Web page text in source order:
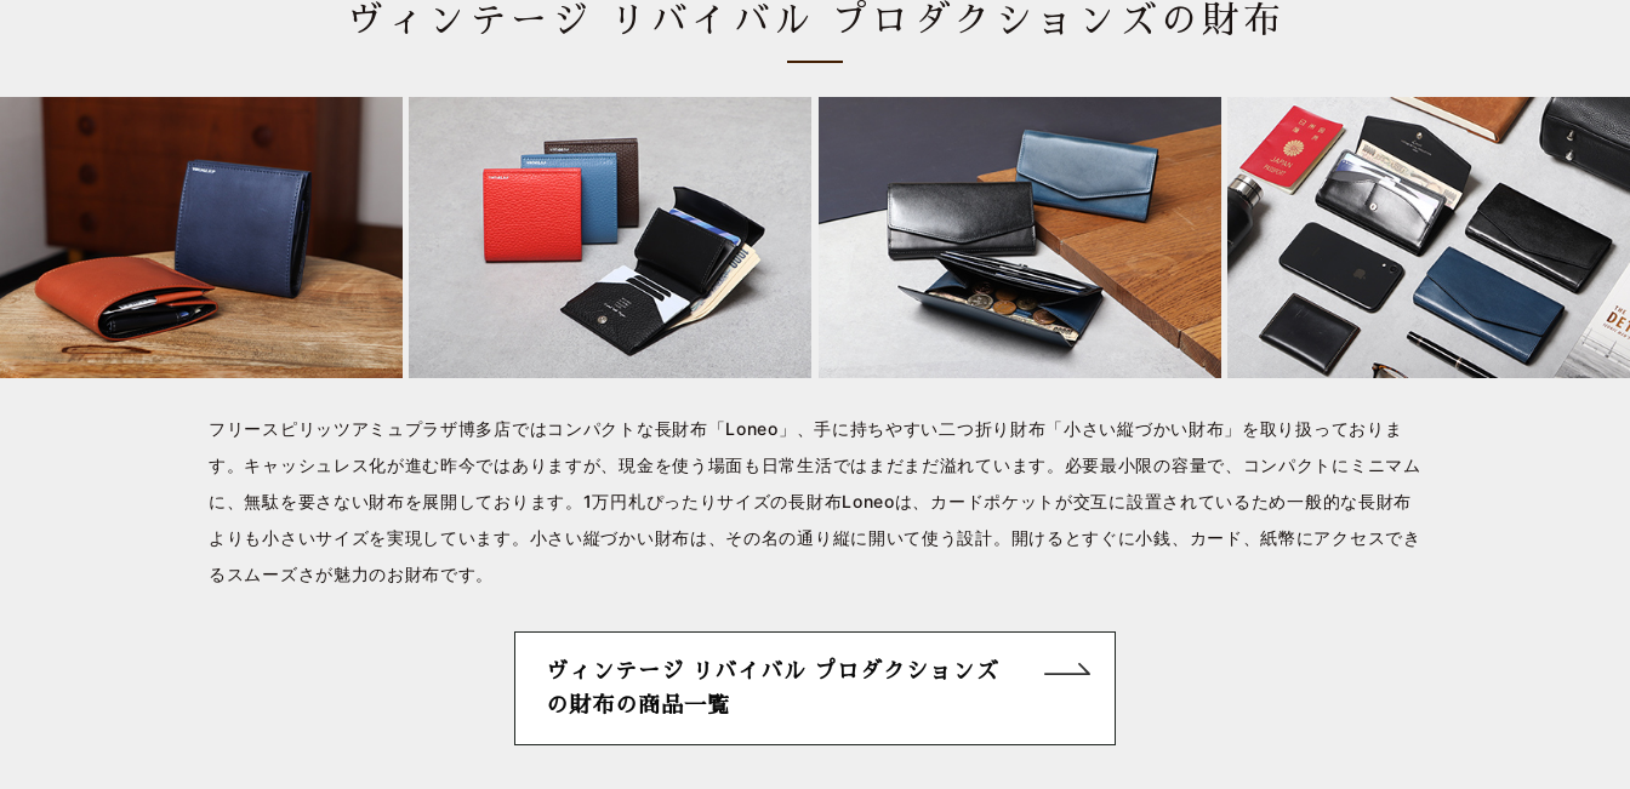
ヴィンテージ リバイバル プロダクションズの財布
フリースピリッツアミュプラザ博多店ではコンパクトな長財布「Loneo」、手に持ちやすい二つ折り財布「小さい縦づかい財布」を取り扱っておりま
す。キャッシュレス化が進む昨今ではありますが、現金を使う場面も日常生活ではまだまだ溢れています。必要最小限の容量で、コンパクトにミニマム
に、無駄を要さない財布を展開しております。1万円札ぴったりサイズの長財布Loneoは、カードポケットが交互に設置されているため一般的な長財布
よりも小さいサイズを実現しています。小さい縦づかい財布は、その名の通り縦に開いて使う設計。開けるとすぐに小銭、カード、紙幣にアクセスでき
るスムーズさが魅力のお財布です。
ヴィンテージ リバイバル プロダクションズ
の財布の商品一覧